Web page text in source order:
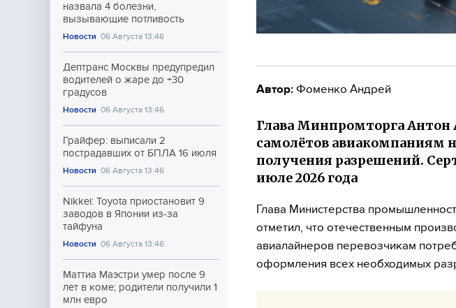
назвала 4 болезни,
вызывающие потливость
Новости 06 Августа 13:46
Дептранс Москвы предупредил
водителей о жаре до +30
градусов
Новости 06 Августа 13:46
Грайфер: выписали 2
пострадавших от БПЛА 16 июля
Новости 06 Августа 13:46
Nikkei: Toyota приостановит 9
заводов в Японии из-за
тайфуна
Новости 06 Августа 13:46
Маттиа Маэстри умер после 9
лет в коме; родители получили 1
млн евро
Автор: Фоменко Андрей
Глава Минпромторга Антон
самолётов авиакомпаниям
получения разрешений.
июле 2026 года
Глава Министерства
отметил, что отечественным
авиалайнеров перевозчикам
оформления всех необходимых